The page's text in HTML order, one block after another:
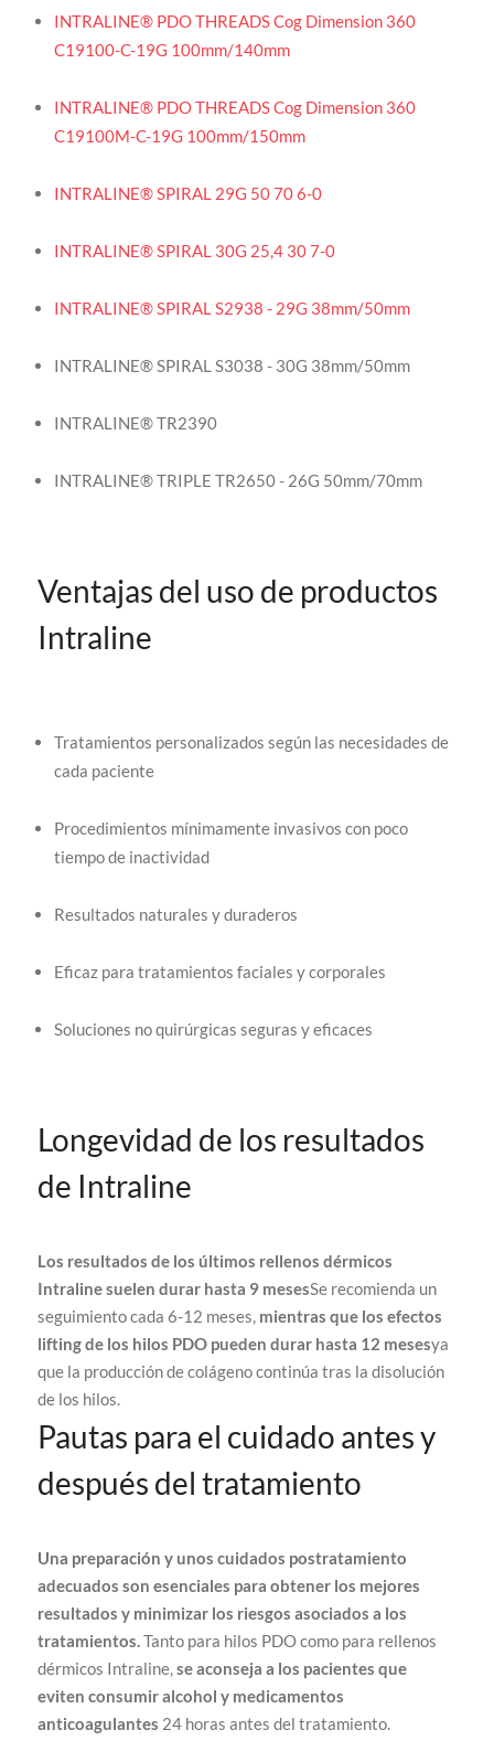
INTRALINE® PDO THREADS Cog Dimension 360
C19100-C-19G 100mm/140mm
INTRALINE® PDO THREADS Cog Dimension 360
C19100M-C-19G 100mm/150mm
INTRALINE® SPIRAL 29G 50 70 6-0
INTRALINE® SPIRAL 30G 25,4 30 7-0
INTRALINE® SPIRAL S2938 - 29G 38mm/50mm
INTRALINE® SPIRAL S3038 - 30G 38mm/50mm
INTRALINE® TR2390
INTRALINE® TRIPLE TR2650 - 26G 50mm/70mm
Ventajas del uso de productos
Intraline
Tratamientos personalizados según las necesidades de
cada paciente
Procedimientos mínimamente invasivos con poco
tiempo de inactividad
Resultados naturales y duraderos
Eficaz para tratamientos faciales y corporales
Soluciones no quirúrgicas seguras y eficaces
Longevidad de los resultados
de Intraline
Los resultados de los últimos rellenos dérmicos
Intraline suelen durar hasta 9 mesesSe recomienda un
seguimiento cada 6-12 meses, mientras que los efectos
lifting de los hilos PDO pueden durar hasta 12 mesesya
que la producción de colágeno continúa tras la disolución
de los hilos.
Pautas para el cuidado antes y
después del tratamiento
Una preparación y unos cuidados postratamiento
adecuados son esenciales para obtener los mejores
resultados y minimizar los riesgos asociados a los
tratamientos.Tanto para hilos PDO como para rellenos
dérmicos Intraline,se aconseja a los pacientes que
eviten consumir alcohol y medicamentos
anticoagulantes 24 horas antes del tratamiento.